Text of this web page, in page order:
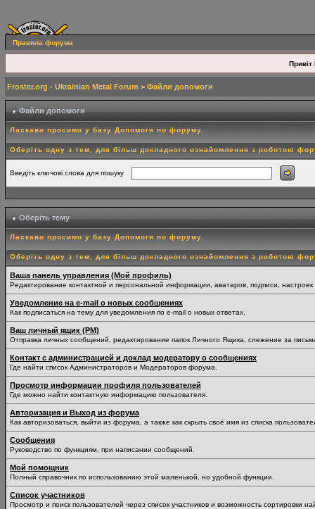
Правила форума
Привіт
Froster.org - Ukrainian Metal Forum > Файли допомоги
Файли допомоги
Ласкаво просимо у базу Допомоги по форуму.
Оберіть одну з тем, для більш докладного ознайомлення з роботою
Введіть ключові слова для пошуку
Оберіть тему
Ласкаво просимо у базу Допомоги по форуму.
Оберіть одну з тем, для більш докладного ознайомлення з роботою
Ваша панель управления (Мой профиль)
Редактирование контактной и персональной информации, аватаров, подписи,
Уведомление на e-mail о новых сообщениях
Как подписаться на тему для уведомления по e-mail о новых ответах.
Ваш личный ящик (PM)
Отправка личных сообщений, редактирование папок Личного Ящика, слежение за
Контакт с администрацией и доклад модератору о сообщениях
Где найти список Администраторов и Модераторов форума.
Просмотр информации профиля пользователей
Где можно найти контактную информацию пользователя.
Авторизация и Выход из форума
Как авторизоваться, выйти из форума, а также как скрыть своё имя из списка
Сообщения
Руководство по функциям, при написании сообщений.
Мой помощник
Полный справочник по использованию этой маленькой, но удобной функции.
Список участников
Просмотр и поиск пользователей через список участников и возможность сортировки